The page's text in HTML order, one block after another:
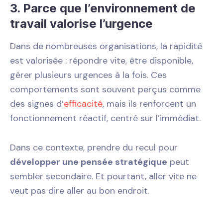
3. Parce que l’environnement de
travail valorise l’urgence
Dans de nombreuses organisations, la rapidité
est valorisée : répondre vite, être disponible,
gérer plusieurs urgences à la fois. Ces
comportements sont souvent perçus comme
des signes d’efficacité, mais ils renforcent un
fonctionnement réactif, centré sur l’immédiat.
Dans ce contexte, prendre du recul pour
développer une pensée stratégique peut
sembler secondaire. Et pourtant, aller vite ne
veut pas dire aller au bon endroit.